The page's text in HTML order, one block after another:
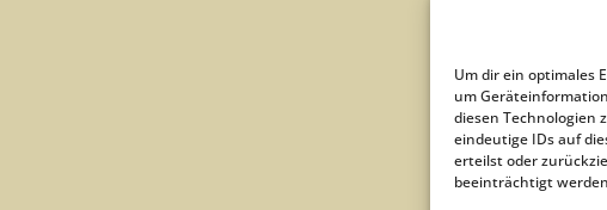
Um dir ein optimales
um
diesen Technologien
eindeutige IDs auf
erteilst oder
beeinträchtigt